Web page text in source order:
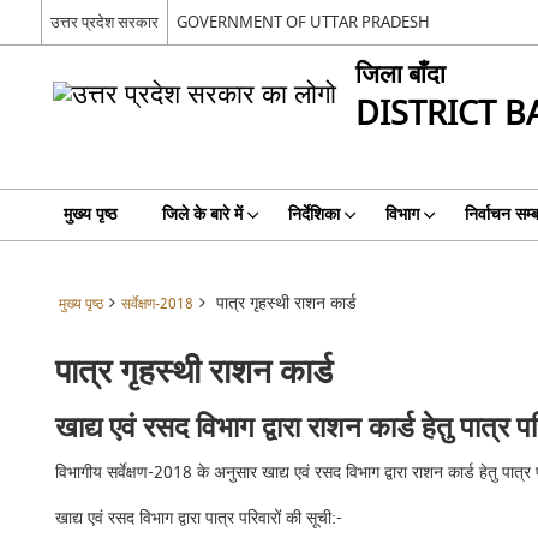
उत्तर प्रदेश सरकार GOVERNMENT OF UTTAR PRADESH
जिला बाँदा
DISTRICT
मुख्य पृष्ठ जिले के बारे में निर्देशिका विभाग निर्वाचन
मुख्य पृष्ठ सर्वेक्षण-2018 पात्र गृहस्थी राशन कार्ड
पात्र गृहस्थी राशन कार्ड
खाद्य एवं रसद विभाग द्वारा राशन कार्ड हेतु पात्र
विभागीय सर्वेक्षण-2018 के अनुसार खाद्य एवं रसद विभाग द्वारा राशन कार्ड हेतु
खाद्य एवं रसद विभाग द्वारा पात्र परिवारों की सूची:-